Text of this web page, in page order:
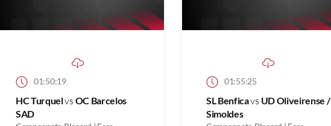
01:50:19
HC Turquelvs OC Barcelos
SAD
01:55:25
SL Benficavs UD Oliveirense /
Simoldes